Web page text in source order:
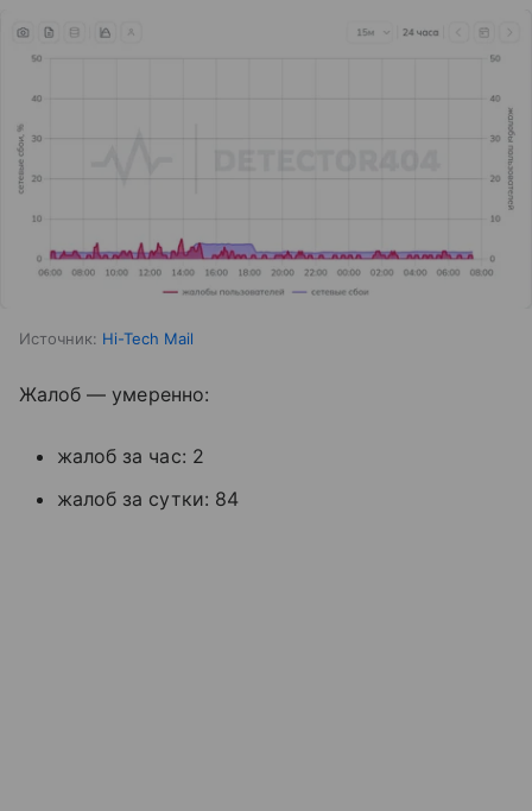
Источник: Hi-Tech Mail
Жалоб — умеренно:
жалоб за час: 2
жалоб за сутки: 84